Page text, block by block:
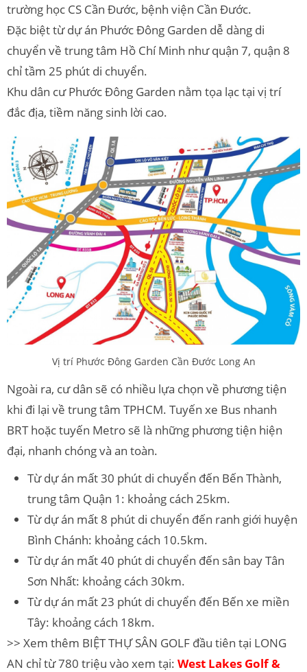
trường học CS Cần Đước, bệnh viện Cần Đước.
Đặc biệt từ dự án Phước Đông Garden dễ dàng di
chuyển về trung tâm Hồ Chí Minh như quận 7, quận 8
chỉ tầm 25 phút di chuyển.
Khu dân cư Phước Đông Garden nằm tọa lạc tại vị trí
đắc địa, tiềm năng sinh lời cao.
Vị trí Phước Đông Garden Cần Đước Long An
Ngoài ra, cư dân sẽ có nhiều lựa chọn về phương tiện
khi đi lại về trung tâm TPHCM. Tuyến xe Bus nhanh
BRT hoặc tuyến Metro sẽ là những phương tiện hiện
đại, nhanh chóng và an toàn.
Từ dự án mất 30 phút di chuyển đến Bến Thành,
trung tâm Quận 1: khoảng cách 25km.
Từ dự án mất 8 phút di chuyển đến ranh giới huyện
Bình Chánh: khoảng cách 10.5km.
Từ dự án mất 40 phút di chuyển đến sân bay Tân
Sơn Nhất: khoảng cách 30km.
Từ dự án mất 23 phút di chuyển đến Bến xe miền
Tây: khoảng cách 18km.
>> Xem thêm BIỆT THỰ SÂN GOLF đầu tiên tại LONG
AN chỉ từ 780 triệu vào xem tại: West Lakes Golf &